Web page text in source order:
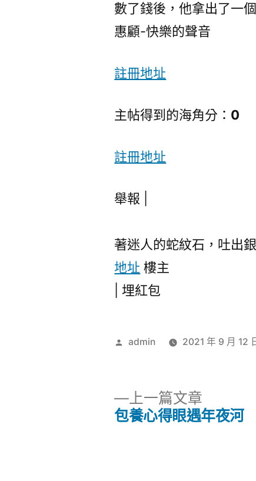
數了錢後，他拿出了一
惠顧-快樂的聲音
註冊地址
主帖得到的海角分： 0
註冊地址
舉報 |
著迷人的蛇紋石，吐出
地址 樓主
埋紅包
作
admin 2021 年 9 月 12
上一篇文章
一
包養心得眼遇年夜河